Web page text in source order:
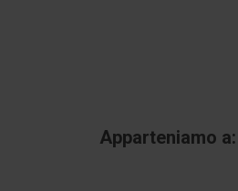
Apparteniamo a: